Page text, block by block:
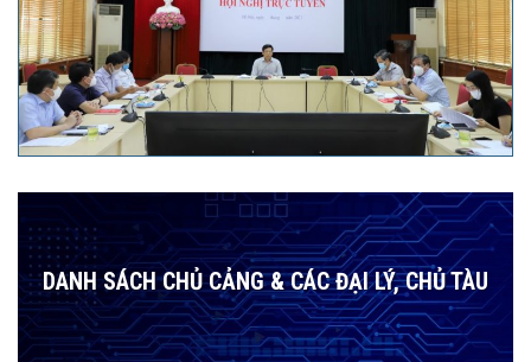
DANH SÁCH CHỦ CẢNG & CÁC ĐẠI LÝ, CHỦ TÀU